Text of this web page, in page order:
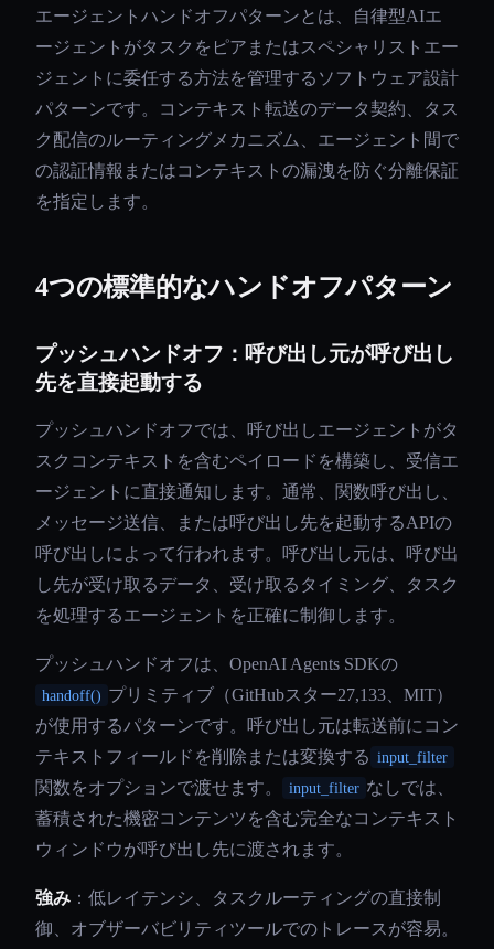
エージェントハンドオフパターンとは、自律型AIエ
ージェントがタスクをピアまたはスペシャリストエー
ジェントに委任する方法を管理するソフトウェア設計
パターンです。コンテキスト転送のデータ契約、タス
ク配信のルーティングメカニズム、エージェント間で
の認証情報またはコンテキストの漏洩を防ぐ分離保証
を指定します。
4つの標準的なハンドオフパターン
プッシュハンドオフ：呼び出し元が呼び出し
先を直接起動する
プッシュハンドオフでは、呼び出しエージェントがタ
スクコンテキストを含むペイロードを構築し、受信エ
ージェントに直接通知します。通常、関数呼び出し、
メッセージ送信、または呼び出し先を起動するAPIの
呼び出しによって行われます。呼び出し元は、呼び出
し先が受け取るデータ、受け取るタイミング、タスク
を処理するエージェントを正確に制御します。
プッシュハンドオフは、OpenAI Agents SDKの
handoff() プリミティブ（GitHubスター27,133、MIT）
が使用するパターンです。呼び出し元は転送前にコン
テキストフィールドを削除または変換する input_filter
関数をオプションで渡せます。 input_filter なしでは、
蓄積された機密コンテンツを含む完全なコンテキスト
ウィンドウが呼び出し先に渡されます。
強み ：低レイテンシ、タスクルーティングの直接制
御、オブザーバビリティツールでのトレースが容易。